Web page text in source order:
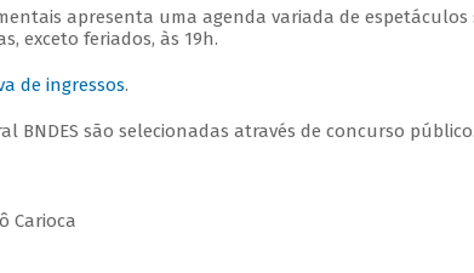
apresenta uma agenda variada de espetáculos
exceto feriados, às 19h.
de ingressos.
BNDES são selecionadas através de concurso público.
Carioca